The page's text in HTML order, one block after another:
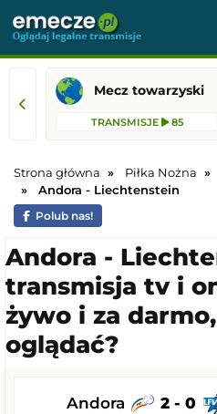
Mecz towarzyski
TRANSMISJE 85
Strona główna Piłka Nożna
Andora - Liechtenstein
Polub nas!
Andora -
transmisja tv i
żywo i za
oglądać?
Andora 2 - 0